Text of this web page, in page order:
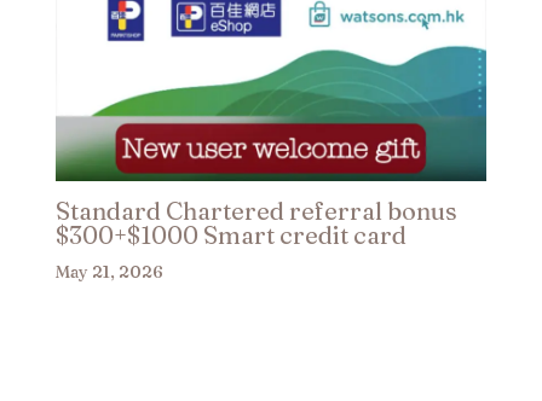
Standard Chartered referral bonus
$300+$1000 Smart credit card
May 21, 2026